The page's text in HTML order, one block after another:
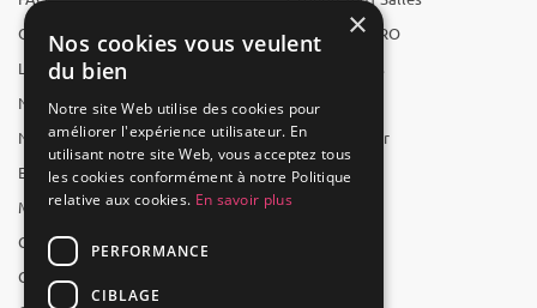
Qui sommes-nous ?
L'équipe
Nous recrutons
Nos partenaires
Espace presse
Mentions légales
CGV
CGU
1001 Salles PRO
1001 Traiteurs
1001 Artistes
Reserverunbar
MP2
×
Nos cookies vous veulent
du bien
Notre site Web utilise des cookies pour
améliorer l'expérience utilisateur. En
utilisant notre site Web, vous acceptez tous
les cookies conformément à notre Politique
relative aux cookies. En savoir plus
PERFORMANCE
CIBLAGE